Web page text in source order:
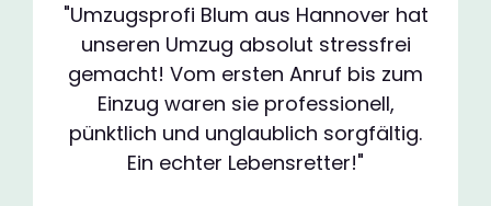
"Umzugsprofi Blum aus Hannover hat
unseren Umzug absolut stressfrei
gemacht! Vom ersten Anruf bis zum
Einzug waren sie professionell,
pünktlich und unglaublich sorgfältig.
Ein echter Lebensretter!"